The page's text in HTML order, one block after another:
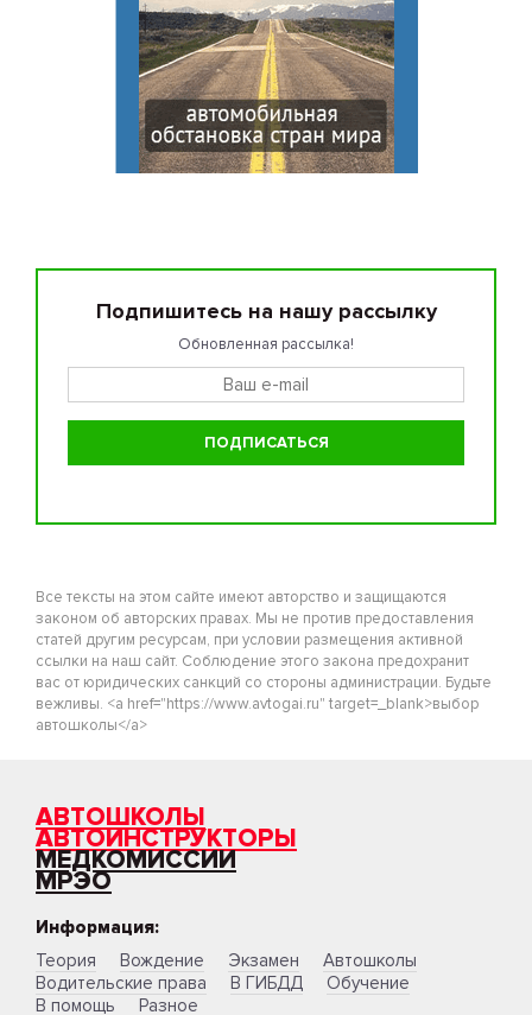
Подпишитесь на нашу рассылку
Обновленная рассылка!
Все тексты на этом сайте имеют авторство и защищаются
законом об авторских правах. Мы не против предоставления
статей другим ресурсам, при условии размещения активной
ссылки на наш сайт. Соблюдение этого закона предохранит
вас от юридических санкций со стороны администрации. Будьте
вежливы. <a href="https://www.avtogai.ru" target=_blank>выбор
автошколы</a>
АВТОШКОЛЫ
АВТОИНСТРУКТОРЫ
МЕДКОМИССИИ
МРЭО
Информация:
Теория
Вождение Экзамен
Автошколы
Водительские права
В ГИБДД
Обучение
В помощь
Разное